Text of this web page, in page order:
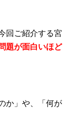
回ご紹介する宮
題が面白いほど
か」や、「何が